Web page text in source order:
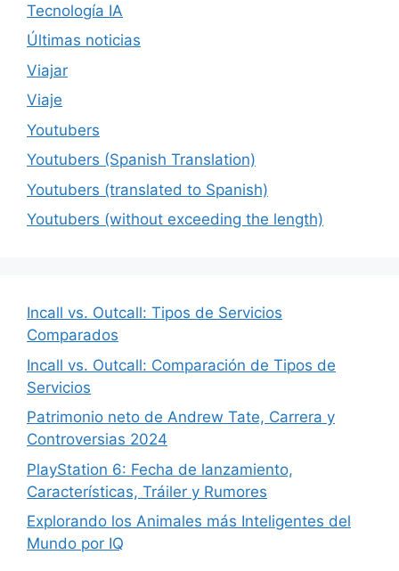
Tecnología IA
Últimas noticias
Viajar
Viaje
Youtubers
Youtubers (Spanish Translation)
Youtubers (translated to Spanish)
Youtubers (without exceeding the length)
Incall vs. Outcall: Tipos de Servicios
Comparados
Incall vs. Outcall: Comparación de Tipos de
Servicios
Patrimonio neto de Andrew Tate, Carrera y
Controversias 2024
PlayStation 6: Fecha de lanzamiento,
Características, Tráiler y Rumores
Explorando los Animales más Inteligentes del
Mundo por IQ